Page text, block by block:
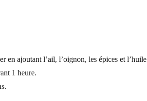
en ajoutant l’ail, l’oignon, les épices et l’huile
1 heure.